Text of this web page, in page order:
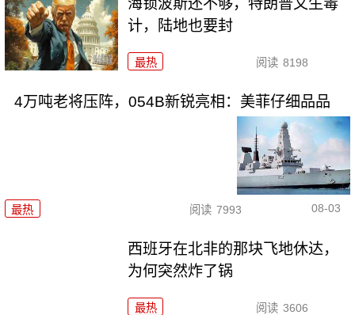
海锁波斯还不够，特朗普又生毒
计，陆地也要封
最热 阅读 8198
4万吨老将压阵，054B新锐亮相：美菲仔细品品
最热 阅读 7993 08-03
西班牙在北非的那块飞地休达，
为何突然炸了锅
最热 阅读 3606